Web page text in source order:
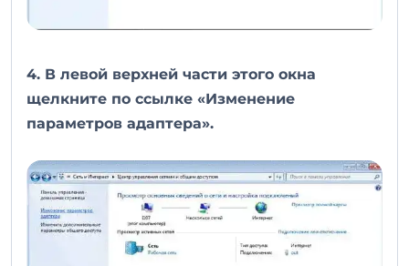
4. В левой верхней части этого окна
щелкните по ссылке «Изменение
параметров адаптера».